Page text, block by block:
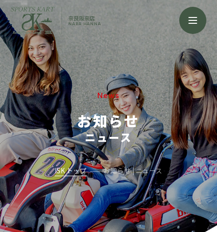
奈良阪奈店
NARA HANNA
News
お知らせ
ニュース
ISK トップ お知らせ | ニュース